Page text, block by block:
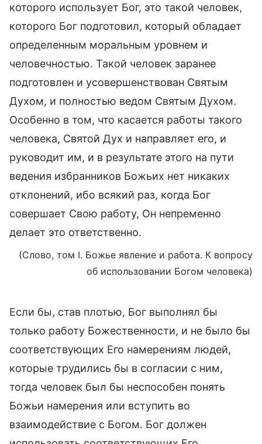
которого использует Бог, это такой человек,
которого Бог подготовил, который обладает
определенным моральным уровнем и
человечностью. Такой человек заранее
подготовлен и усовершенствован Святым
Духом, и полностью ведом Святым Духом.
Особенно в том, что касается работы такого
человека, Святой Дух и направляет его, и
руководит им, и в результате этого на пути
ведения избранников Божьих нет никаких
отклонений, ибо всякий раз, когда Бог
совершает Свою работу, Он непременно
делает это ответственно.
(Слово, том I. Божье явление и работа. К вопросу
об использовании Богом человека)
Если бы, став плотью, Бог выполнял бы
только работу Божественности, и не было бы
соответствующих Его намерениям людей,
которые трудились бы в согласии с ним,
тогда человек был бы неспособен понять
Божьи намерения или вступить во
взаимодействие с Богом. Бог должен